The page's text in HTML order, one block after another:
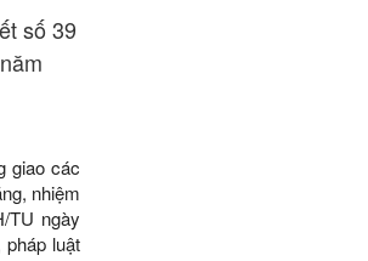
số 39
giao các
nhiệm
TU ngày
luật